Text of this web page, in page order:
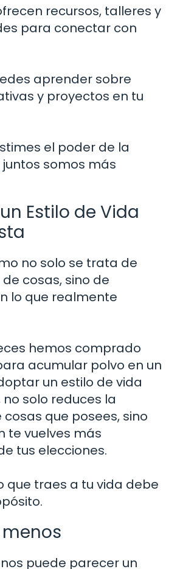
recursos, talleres y
para conectar con
aprender sobre
y proyectos en tu
el poder de la
somos más
Estilo de Vida
no solo se trata de
cosas, sino de
lo que realmente
hemos comprado
acumular polvo en un
un estilo de vida
solo reduces la
que posees, sino
te vuelves más
tus elecciones.
que traes a tu vida debe
puede parecer un